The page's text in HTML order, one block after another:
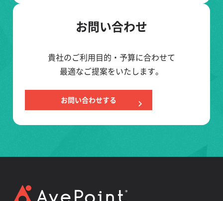
お問い合わせ
貴社のご利用目的・予算に合わせて
最適なご提案をいたします。
お問い合わせする